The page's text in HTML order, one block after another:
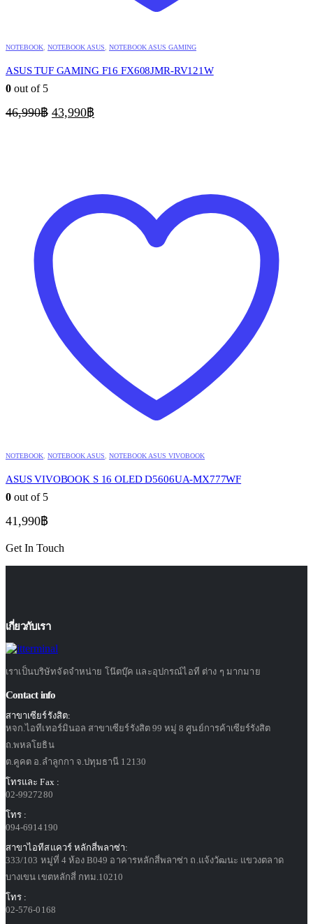
NOTEBOOK NOTEBOOK ASUS NOTEBOOK ASUS GAMING
ASUS TUF GAMING F16 FX608JMR-RV121W
0 out of 5
46,990฿ Original
price
43,990฿
NOTEBOOK NOTEBOOK ASUS NOTEBOOK ASUS VIVOBOOK
ASUS VIVOBOOK S 16 OLED D5606UA-MX777WF
0 out of 5
41,990฿
Get In Touch
เกี่ยวกับเรา
เราเป็นบริษัทจัดจำหน่าย โน๊ตบุ๊ค และอุปกรณ์ไอที ต่าง ๆ มากมาย
Contact info
สาขาเซียร์รังสิต:
หจก.ไอทีเทอร์มินอล สาขาเซียร์รังสิต 99 หมู่ 8 ศูนย์การค้าเซียร์รังสิต
ถ.พหลโยธิน
ต.คูคต อ.ลำลูกกา จ.ปทุมธานี 12130
โทรและ Fax :
02-9927280
โทร :
094-6914190
สาขาไอทีสแควร์ หลักสี่พลาซ่า:
333/103 หมู่ที่ 4 ห้อง B049 อาคารหลักสี่พลาซ่า ถ.แจ้งวัฒนะ แขวงตลาด
บางเขน เขตหลักสี่ กทม.10210
โทร :
02-576-0168